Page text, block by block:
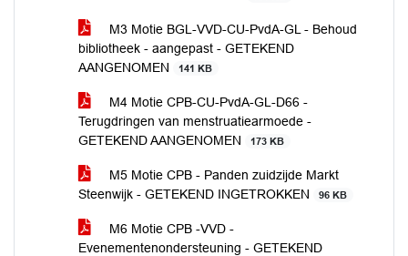
M3 Motie BGL-VVD-CU-PvdA-GL - Behoud
bibliotheek - aangepast - GETEKEND
AANGENOMEN
141 KB
M4 Motie CPB-CU-PvdA-GL-D66 -
Terugdringen van menstruatiearmoede -
GETEKEND AANGENOMEN
173 KB
M5 Motie CPB - Panden zuidzijde Markt
Steenwijk - GETEKEND INGETROKKEN
96 KB
M6 Motie CPB -VVD -
Evenementenondersteuning - GETEKEND